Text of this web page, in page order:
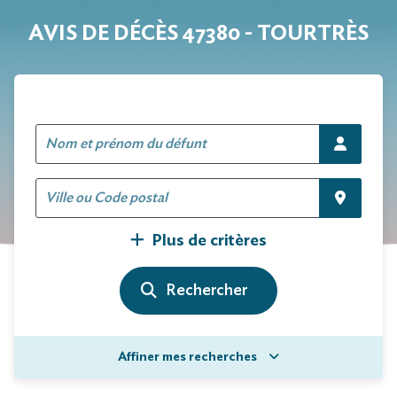
AVIS DE DÉCÈS 47380 - TOURTRÈS
Plus de critères
Affiner mes recherches